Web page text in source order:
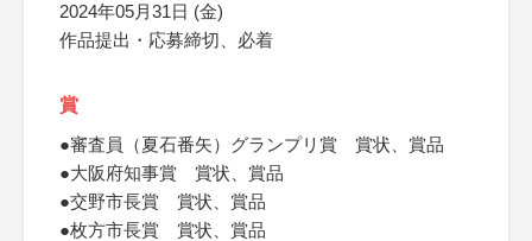
2024年05月31日 (金)
作品提出・応募締切、必着
賞
●審査員（夏石番矢）グランプリ賞 賞状、賞品
●大阪府知事賞 賞状、賞品
●交野市長賞 賞状、賞品
●枚方市長賞 賞状、賞品